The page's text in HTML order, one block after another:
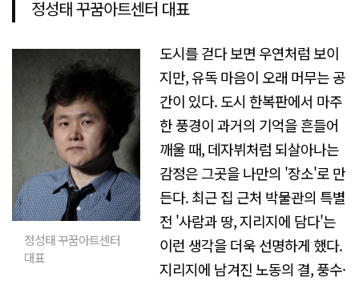
정성태 꾸꿈아트센터 대표
정성태 꾸꿈아트센터
대표
도시를 걷다 보면 우연처럼 보이
지만, 유독 마음이 오래 머무는 공
간이 있다. 도시 한복판에서 마주
한 풍경이 과거의 기억을 흔들어
깨울 때, 데자뷔처럼 되살아나는
감정은 그곳을 나만의 '장소'로 만
든다. 최근 집 근처 박물관의 특별
전 '사람과 땅, 지리지에 담다'는
이런 생각을 더욱 선명하게 했다.
지리지에 남겨진 노동의 결, 풍수·